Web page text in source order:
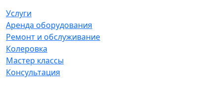
Услуги
Аренда оборудования
Ремонт и обслуживание
Колеровка
Мастер классы
Консультация